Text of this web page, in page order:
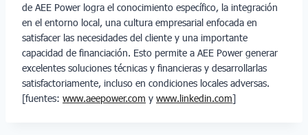
de AEE Power logra el conocimiento específico, la integración
en el entorno local, una cultura empresarial enfocada en
satisfacer las necesidades del cliente y una importante
capacidad de financiación. Esto permite a AEE Power generar
excelentes soluciones técnicas y financieras y desarrollarlas
satisfactoriamente, incluso en condiciones locales adversas.
[fuentes: www.aeepower.com y www.linkedin.com]